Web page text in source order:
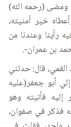
ومضى (رحمه الله)
خير أمنيته،
رأينا وعندنا من
بن عمران-.
قال: حدثني
أبو جعفر(عليه
فأتيته وهو
فذكر في صفوان،